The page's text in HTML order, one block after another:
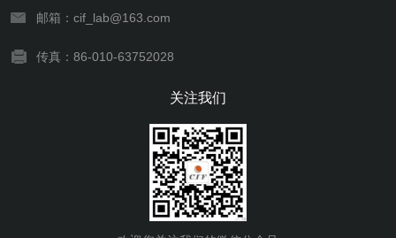
邮箱：cif_lab@163.com
传真：86-010-63752028
关注我们